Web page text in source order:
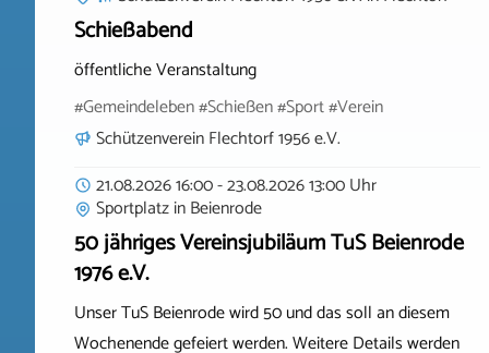
Schießabend
öffentliche Veranstaltung
#Gemeindeleben #Schießen #Sport #Verein
Schützenverein Flechtorf 1956 e.V.
21.08.2026 16:00 - 23.08.2026 13:00 Uhr
SportplatzinBeienrode
50 jähriges Vereinsjubiläum TuS Beienrode
1976 e.V.
Unser TuS Beienrode wird 50 und das soll an diesem
Wochenende gefeiert werden. Weitere Details werden